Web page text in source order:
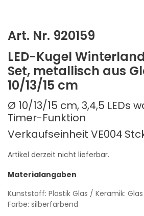
Art. Nr. 920159
LED-Kugel
Set, metallisch aus
10/13/15 cm
Ø 10/13/15 cm, 3,4,5 LEDs
Timer-Funktion
Verkaufseinheit VE004
Artikel derzeit nicht lieferbar.
Materialangaben
Kunststoff: Plastik Glas / Keramik: Glas
Farbe: silberfarbend